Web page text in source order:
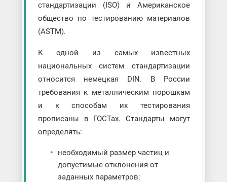
стандартизации (ISO) и Американское
общество по тестированию материалов
(ASTM).
К одной из самых известных
национальных систем стандартизации
относится немецкая DIN. В России
требования к металлическим порошкам
и к способам их тестирования
прописаны в ГОСТах. Стандарты могут
определять:
необходимый размер частиц и
допустимые отклонения от
заданных параметров;